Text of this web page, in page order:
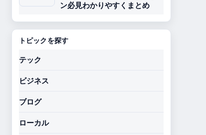
ン必見わかりやすくまとめ
トピックを探す
テック
ビジネス
ブログ
ローカル